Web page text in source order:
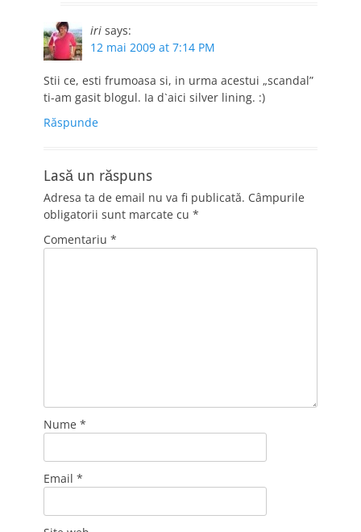
iri says:
12 mai 2009 at 7:14 PM
Stii ce, esti frumoasa si, in urma acestui „scandal”
ti-am gasit blogul. Ia d`aici silver lining. :)
Răspunde
Lasă un răspuns
Adresa ta de email nu va fi publicată. Câmpurile
obligatorii sunt marcate cu *
Comentariu *
Nume *
Email *